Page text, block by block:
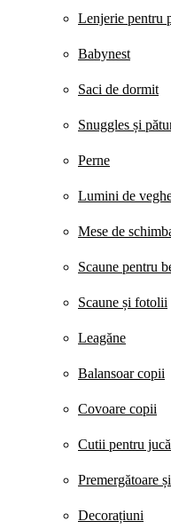
Lenjerie pentru
Babynest
Saci de dormit
Snuggles și
Perne
Lumini de
Mese de
Scaune pentru
Scaune și fotolii
Leagăne
Balansoar copii
Covoare copii
Cutii pentru
Premergătoare
Decorațiuni